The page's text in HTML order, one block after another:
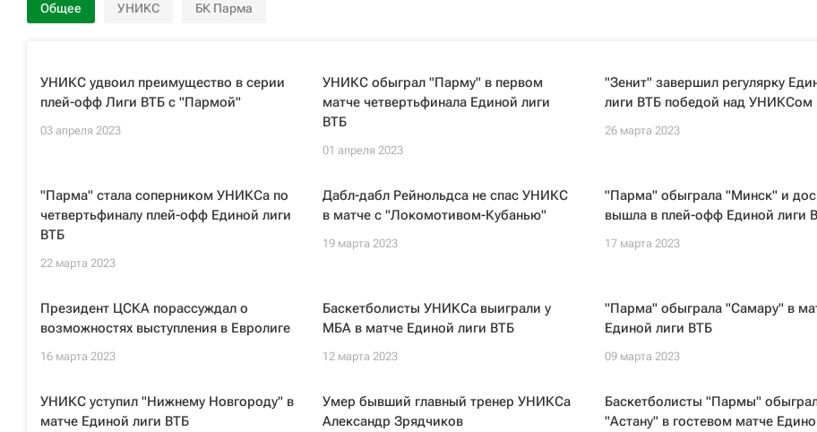
Общее УНИКС БК Парма
УНИКС удвоил преимущество в серии
плей-офф Лиги ВТБ с "Пармой"
03 апреля 2023
УНИКС обыграл "Парму" в первом
матче четвертьфинала Единой лиги
ВТБ
01 апреля 2023
"Зенит" завершил регулярку
лиги ВТБ победой над УНИКСом
26 марта 2023
"Парма" стала соперником УНИКСа по
четвертьфиналу плей-офф Единой лиги
ВТБ
22 марта 2023
Дабл-дабл Рейнольдса не спас УНИКС
в матче с "Локомотивом-Кубанью"
19 марта 2023
"Парма" обыграла "Минск" и
вышла в плей-офф Единой лиги
17 марта 2023
Президент ЦСКА порассуждал о
возможностях выступления в Евролиге
16 марта 2023
Баскетболисты УНИКСа выиграли у
МБА в матче Единой лиги ВТБ
12 марта 2023
"Парма" обыграла "Самару" в
Единой лиги ВТБ
09 марта 2023
УНИКС уступил "Нижнему Новгороду" в
матче Единой лиги ВТБ
Умер бывший главный тренер УНИКСа
Александр Зрядчиков
Баскетболисты "Пармы"
"Астану" в гостевом матче